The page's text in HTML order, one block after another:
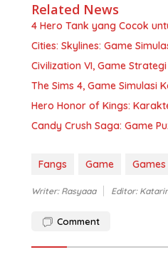
Related News
4 Hero Tank yang Cocok
Cities: Skylines: Game
Civilization VI, Game
The Sims 4, Game Simulasi
Hero Honor of Kings:
Candy Crush Saga: Game
Fangs Game Games
Writer: Rasyaaa Editor:
Comment